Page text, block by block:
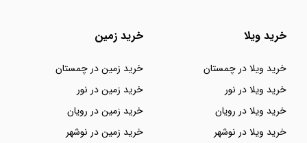
خرید ویلا
خرید ویلا در چمستان
خرید ویلا در نور
خرید ویلا در رویان
خرید ویلا در نوشهر
خرید زمین
خرید زمین در چمستان
خرید زمین در نور
خرید زمین در رویان
خرید زمین در نوشهر